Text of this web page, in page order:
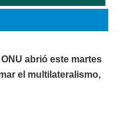
abrió este martes
el multilateralismo,